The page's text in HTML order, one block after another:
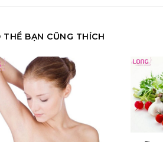
THỂ BẠN CŨNG THÍCH